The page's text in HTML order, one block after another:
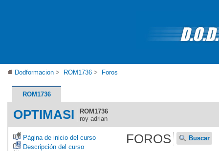
Dodformacion > ROM1736 > Foros
ROM1736
OPTIMASI
ROM1736
roy adrian
Página de inicio del curso
Descripción del curso
FOROS Buscar